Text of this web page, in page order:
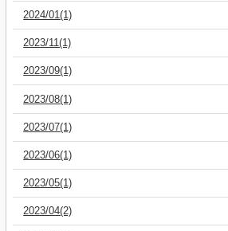
2024/01(1)
2023/11(1)
2023/09(1)
2023/08(1)
2023/07(1)
2023/06(1)
2023/05(1)
2023/04(2)